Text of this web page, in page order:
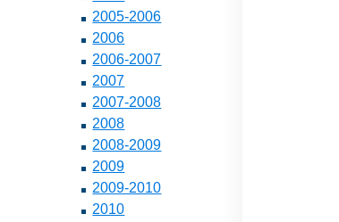
2005-2006
2006
2006-2007
2007
2007-2008
2008
2008-2009
2009
2009-2010
2010